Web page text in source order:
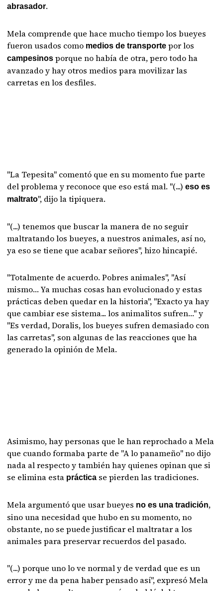
abrasador.
Mela comprende que hace mucho tiempo los bueyes
fueron usados como medios de transporte por los
campesinosporque no había de otra, pero todo ha
avanzado y hay otros medios para movilizar las
carretas en los desfiles.
"La Tepesita" comentó que en su momento fue parte
del problema y reconoce que eso está mal. "(...)eso es
maltrato", dijo la tipiquera.
"(...) tenemos que buscar la manera de no seguir
maltratando los bueyes, a nuestros animales, así no,
ya eso se tiene que acabar señores", hizo hincapié.
"Totalmente de acuerdo. Pobres animales", "Así
mismo… Ya muchas cosas han evolucionado y estas
prácticas deben quedar en la historia", "Exacto ya hay
que cambiar ese sistema... los animalitos sufren…" y
"Es verdad, Doralis, los bueyes sufren demasiado con
las carretas", son algunas de las reacciones que ha
generado la opinión de Mela.
Asimismo, hay personas que le han reprochado a Mela
que cuando formaba parte de "A lo panameño" no dijo
nada al respecto y también hay quienes opinan que si
se elimina esta práctica se pierden las tradiciones.
Mela argumentó que usar bueyes no es una tradición,
sino una necesidad que hubo en su momento, no
obstante, no se puede justificar el maltratar a los
animales para preservar recuerdos del pasado.
"(...) porque uno lo ve normal y de verdad que es un
error y me da pena haber pensado así", expresó Mela